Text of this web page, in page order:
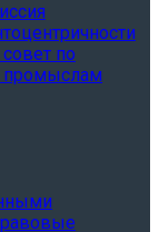
по